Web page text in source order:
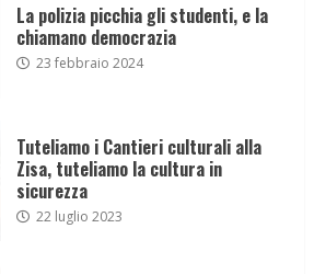
La polizia picchia gli studenti, e la
chiamano democrazia
23 febbraio 2024
Tuteliamo i Cantieri culturali alla
Zisa, tuteliamo la cultura in
sicurezza
22 luglio 2023